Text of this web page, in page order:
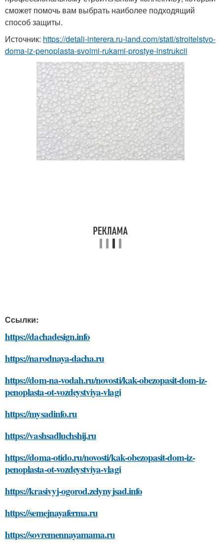
сможет помочь вам выбрать наиболее подходящий
способ защиты.
Источник: https://detali-interera.ru-land.com/stati/stroitelstvo-
doma-iz-penoplasta-svoimi-rukami-prostye-instrukcii
Ссылки:
https://dachadesign.info
https://narodnaya-dacha.ru
https://dom-na-vodah.ru/novosti/kak-obezopasit-dom-iz-
penoplasta-ot-vozdeystviya-vlagi
https://mysadinfo.ru
https://vashsadluchshij.ru
https://doma-otido.ru/novosti/kak-obezopasit-dom-iz-
penoplasta-ot-vozdeystviya-vlagi
https://krasivyj-ogorod.zelynyjsad.info
https://semejnayaferma.ru
https://sovremennayamama.ru